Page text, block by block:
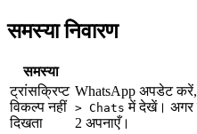
समस्या निवारण
समस्या
ट्रांसक्रिप्ट
विकल्प नहीं
दिखता
WhatsApp अपडेट करें,
> Chats में देखें। अगर
2 अपनाएँ।